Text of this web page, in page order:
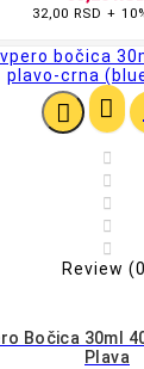
32,00 RSD +
 





Review
Bočica 30ml
Plava